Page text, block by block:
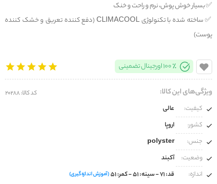
✅️ بسیار خوش پوش، نرم و راحت و خنک
✅️ ساخته شده با تکنولوژی CLIMACOOL (دفع کننده تعریق و خشک کننده
پوست)
100% اورجینال تضمینی
ویژگی‌های این کالا: کد کالا: 20288
کیفیت:
عالی
کشور:
اروپا
جنس:
polyster
وضعیت:
آکبند
اندازه:
قد: 71 - سینه: 51 - کمر: 51 (آموزش اندازه‌گیری)